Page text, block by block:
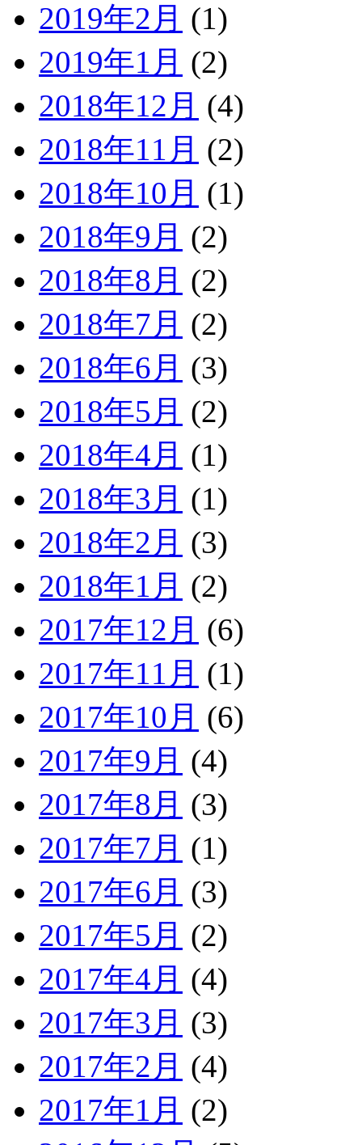
2019年2月 (1)
2019年1月 (2)
2018年12月 (4)
2018年11月 (2)
2018年10月 (1)
2018年9月 (2)
2018年8月 (2)
2018年7月 (2)
2018年6月 (3)
2018年5月 (2)
2018年4月 (1)
2018年3月 (1)
2018年2月 (3)
2018年1月 (2)
2017年12月 (6)
2017年11月 (1)
2017年10月 (6)
2017年9月 (4)
2017年8月 (3)
2017年7月 (1)
2017年6月 (3)
2017年5月 (2)
2017年4月 (4)
2017年3月 (3)
2017年2月 (4)
2017年1月 (2)